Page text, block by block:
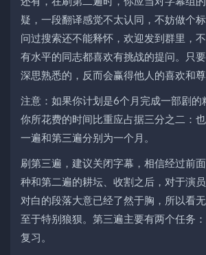
疑，一段翻译感觉不太认同，不妨做个标
问过搜索还不能释怀，欢迎发到群里，
有水平的同志都喜欢有挑战的提问。只
深思熟悉的，反而会赢得他人的喜欢和尊
注意：如果你计划是6个月完成一部剧的
你所花费的时间比重应占据三分之二：
一遍和第三遍分别为一个月。
刷第三遍，建议关闭字幕，相信经过前
种和第二遍的耕坛、收割之后，对于演
对白的段落大意已经了然于胸，所以看
至于特别狼狈。第三遍主要有两个任务
复习。